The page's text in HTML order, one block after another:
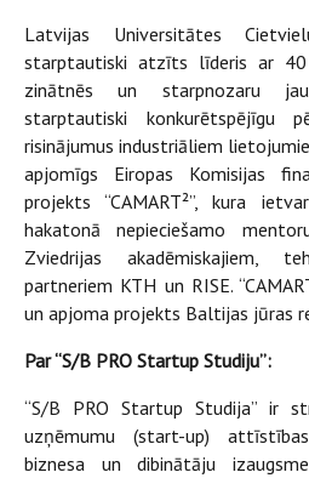
Latvijas Universitātes
starptautiski atzīts līderis ar 40
zinātnēs un starpnozaru
starptautiski konkurētspējīgu
risinājumus industriāliem
apjomīgs Eiropas Komisijas
projekts “CAMART²”, kura
hakatonā nepieciešamo
Zviedrijas akadēmiskajiem,
partneriem KTH un RISE.
un apjoma projekts Baltijas jūras
Par “S/B PRO Startup Studiju”:
“S/B PRO Startup Studija” ir
uzņēmumu (start-up)
biznesa un dibinātāju